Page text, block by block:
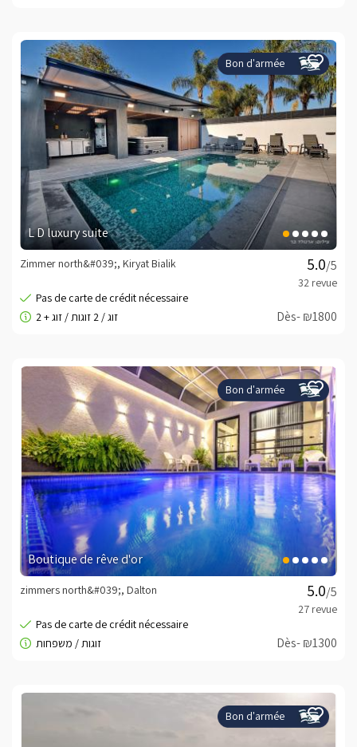
Bon d'armée
L D luxury suite
/5
Zimmer north&#039;, Kiryat Bialik
Dès- ₪1800
Bon d'armée
Boutique de rêve d'or
/5
zimmers north&#039;, Dalton
Dès- ₪1300
Bon d'armée